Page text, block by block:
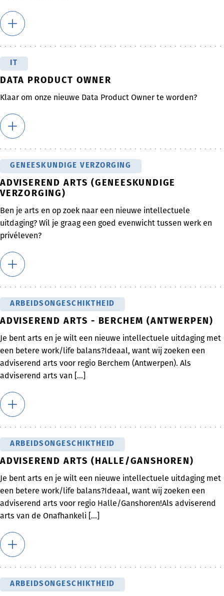
DATA PRODUCT OWNER
Klaar om onze nieuwe Data Product Owner te worden?
GENEESKUNDIGE VERZORGING
ADVISEREND ARTS (GENEESKUNDIGE
VERZORGING)
Ben je arts en op zoek naar een nieuwe intellectuele
uitdaging? Wil je graag een goed evenwicht tussen werk en
privéleven?
ARBEIDSONGESCHIKTHEID
ADVISEREND ARTS - BERCHEM (ANTWERPEN)
Je bent arts en je wilt een nieuwe intellectuele uitdaging met
een betere work/life balans?Ideaal, want wij zoeken een
adviserend arts voor regio Berchem (Antwerpen). Als
adviserend arts van [...]
ARBEIDSONGESCHIKTHEID
ADVISEREND ARTS (HALLE/GANSHOREN)
Je bent arts en je wilt een nieuwe intellectuele uitdaging met
een betere work/life balans?Ideaal, want wij zoeken een
adviserend arts voor regio Halle/Ganshoren!Als adviserend
arts van de Onafhankeli [...]
ARBEIDSONGESCHIKTHEID